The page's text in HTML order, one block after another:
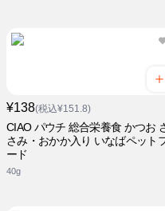
¥138(税込¥151.8)
CIAO パウチ 総合栄養食 かつお
さみ・おかか入り いなばペット
ード
40g